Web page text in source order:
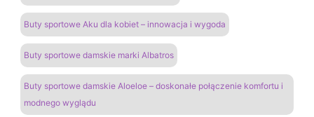
Buty sportowe Aku dla kobiet – innowacja i wygoda
Buty sportowe damskie marki Albatros
Buty sportowe damskie Aloeloe – doskonałe połączenie komfortu i
modnego wyglądu